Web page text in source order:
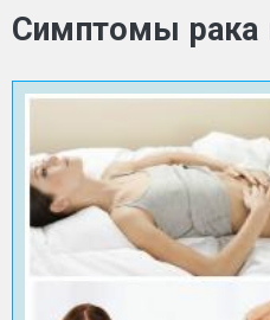
Симптомы рака